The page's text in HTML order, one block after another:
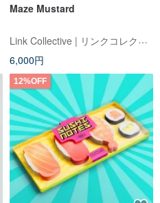
Maze Mustard
Link Collective | リンクコレクティブ
6,000円
12%OFF